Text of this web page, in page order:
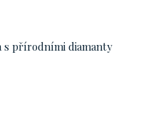
s přírodními diamanty